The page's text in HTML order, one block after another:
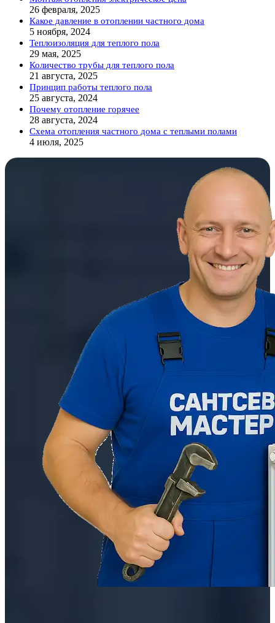
26 февраля, 2025
Какое давление в отоплении частного дома
5 ноября, 2024
Теплоизоляция для теплого пола
29 мая, 2025
Количество трубы для теплого пола
21 августа, 2025
Принцип работы теплого пола
25 августа, 2024
Почему отопление горячее
28 августа, 2024
Схема отопления частного дома с теплыми полами
4 июля, 2025